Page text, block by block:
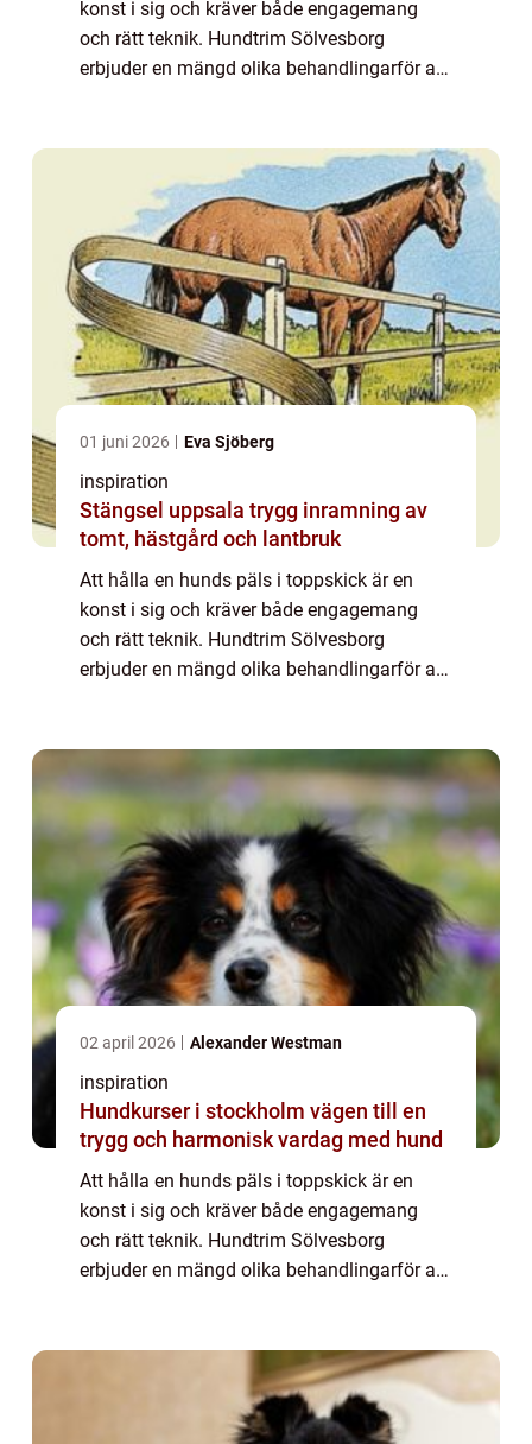
konst i sig och kräver både engagemang
och rätt teknik. Hundtrim Sölvesborg
erbjuder en mängd olika behandlingarför att
01 juni 2026 Eva Sjöberg
inspiration
Stängsel uppsala trygg inramning av
tomt, hästgård och lantbruk
Att hålla en hunds päls i toppskick är en
konst i sig och kräver både engagemang
och rätt teknik. Hundtrim Sölvesborg
erbjuder en mängd olika behandlingarför att
02 april 2026 Alexander Westman
inspiration
Hundkurser i stockholm vägen till en
trygg och harmonisk vardag med hund
Att hålla en hunds päls i toppskick är en
konst i sig och kräver både engagemang
och rätt teknik. Hundtrim Sölvesborg
erbjuder en mängd olika behandlingarför att